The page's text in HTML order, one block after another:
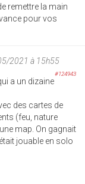
remettre la main
pour vos
2021 à 15h55
#124943
a un dizaine
des cartes de
(feu, nature
map. On gagnait
jouable en solo